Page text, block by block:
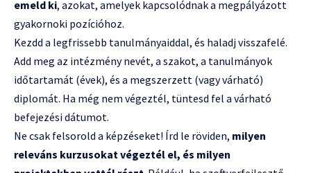
emeld ki, azokat, amelyek kapcsolódnak a megpályázott
gyakornoki pozícióhoz.
Kezdd a legfrissebb tanulmányaiddal, és haladj visszafelé.
Add meg az intézmény nevét, a szakot, a tanulmányok
időtartamát (évek), és a megszerzett (vagy várható)
diplomát. Ha még nem végeztél, tüntesd fel a várható
befejezési dátumot.
Ne csak felsorold a képzéseket! Írd le röviden, milyen
releváns kurzusokat végeztél el, és milyen